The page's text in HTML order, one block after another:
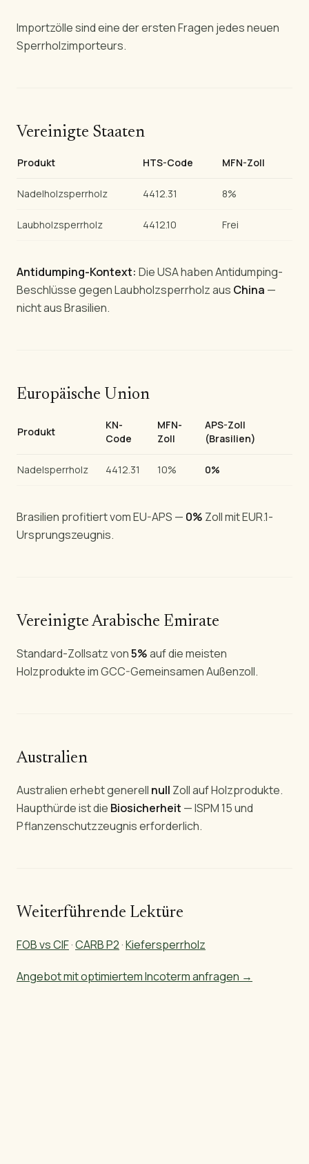
Importzölle sind eine der ersten Fragen jedes neuen
Sperrholzimporteurs.
Vereinigte Staaten
Produkt HTS-Code MFN-Zoll
Nadelholzsperrholz 4412.31 8%
Laubholzsperrholz 4412.10 Frei
Antidumping-Kontext: Die USA haben Antidumping-
Beschlüsse gegen Laubholzsperrholz aus China —
nicht aus Brasilien.
Europäische Union
Produkt
KN-
Code
MFN-
Zoll
APS-Zoll
(Brasilien)
Nadelsperrholz 4412.31 10% 0%
Brasilien profitiert vom EU-APS — 0% Zoll mit EUR.1-
Ursprungszeugnis.
Vereinigte Arabische Emirate
Standard-Zollsatz von5%auf die meisten
Holzprodukte im GCC-Gemeinsamen Außenzoll.
Australien
Australien erhebt generell null Zoll auf Holzprodukte.
Haupthürde ist die Biosicherheit — ISPM 15 und
Pflanzenschutzzeugnis erforderlich.
Weiterführende Lektüre
FOB vs CIF·CARB P2 ·Kiefersperrholz
Angebot mit optimiertem Incoterm anfragen →